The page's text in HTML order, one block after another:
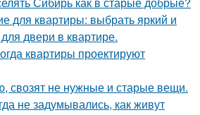
для квартиры: выбрать яркий и
двери в квартире.
квартиры проектируют
свозят не нужные и старые вещи.
не задумывались, как живут